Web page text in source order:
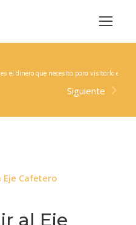
el dinero que necesita para visitarlo en
Siguiente
Eje Cafetero
al Eje